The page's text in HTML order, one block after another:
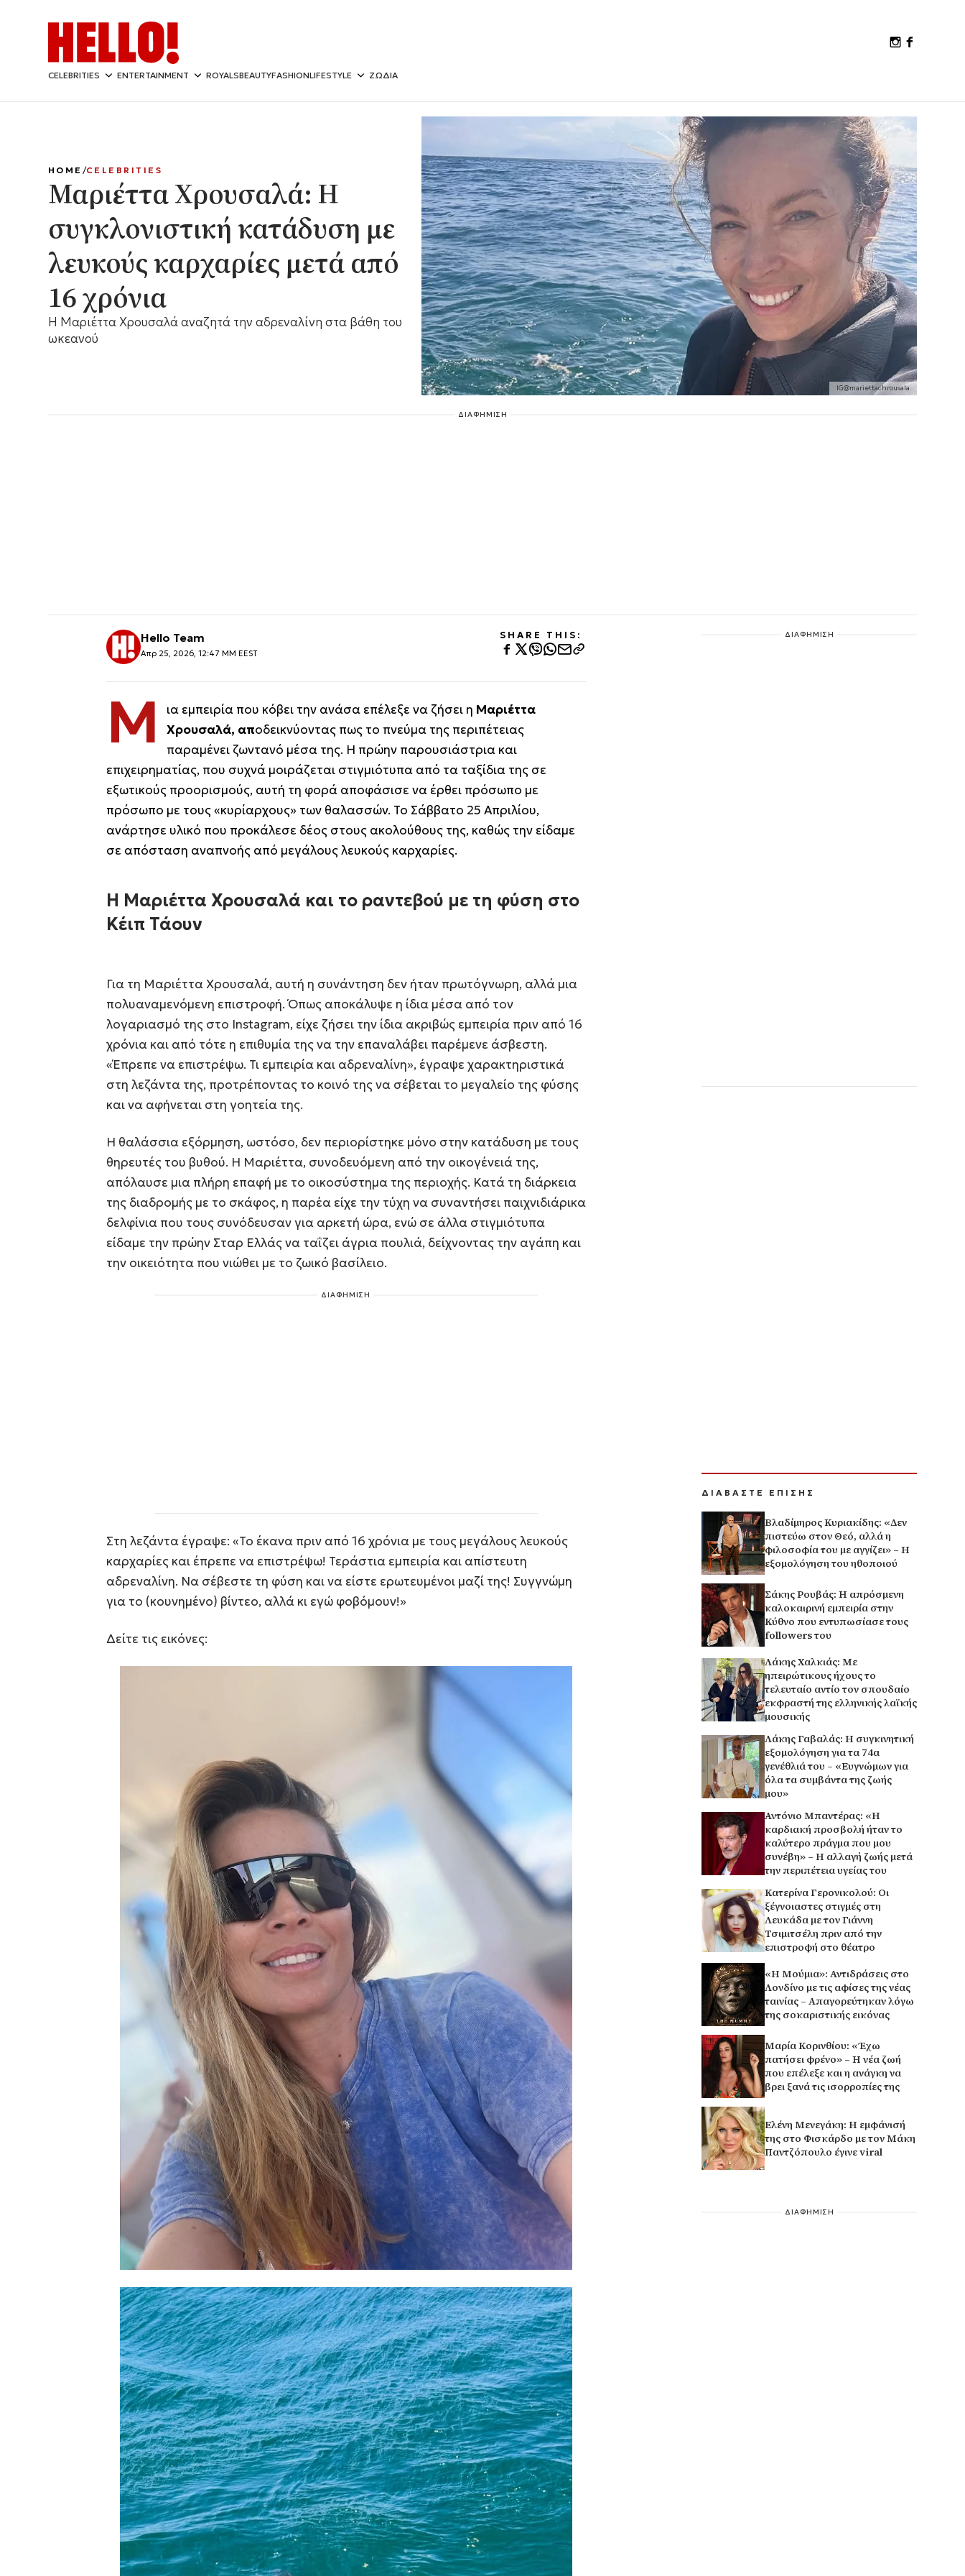
CELEBRITIES ENTERTAINMENT ROYALSBEAUTYFASHIONLIFESTYLE ΖΩΔΙΑ
IG@mariettachrousala
HOME CELEBRITIES
Μαριέττα Χρουσαλά: Η
συγκλονιστική κατάδυση με
λευκούς καρχαρίες μετά από
16 χρόνια
Η Μαριέττα Χρουσαλά αναζητά την αδρεναλίνη στα βάθη του
ωκεανού
ΔΙΑΦΗΜΙΣΗ
Hello Team
Απρ 25, 2026, 12:47 ΜΜ EEST
SHARE THIS:
Μ ια εμπειρία που κόβει την ανάσα επέλεξε να ζήσει η Μαριέττα
Χρουσαλά, αποδεικνύοντας πως το πνεύμα της περιπέτειας
παραμένει ζωντανό μέσα της. Η πρώην παρουσιάστρια και
επιχειρηματίας, που συχνά μοιράζεται στιγμιότυπα από τα ταξίδια της σε
εξωτικούς προορισμούς, αυτή τη φορά αποφάσισε να έρθει πρόσωπο με
πρόσωπο με τους «κυρίαρχους» των θαλασσών. Το Σάββατο 25 Απριλίου,
ανάρτησε υλικό που προκάλεσε δέος στους ακολούθους της, καθώς την είδαμε
σε απόσταση αναπνοής από μεγάλους λευκούς καρχαρίες.
Η Μαριέττα Χρουσαλά και το ραντεβού με τη φύση στο
Κέιπ Τάουν
Για τη Μαριέττα Χρουσαλά, αυτή η συνάντηση δεν ήταν πρωτόγνωρη, αλλά μια
πολυαναμενόμενη επιστροφή. Όπως αποκάλυψε η ίδια μέσα από τον
λογαριασμό της στο Instagram, είχε ζήσει την ίδια ακριβώς εμπειρία πριν από 16
χρόνια και από τότε η επιθυμία της να την επαναλάβει παρέμενε άσβεστη.
«Έπρεπε να επιστρέψω. Τι εμπειρία και αδρεναλίνη», έγραψε χαρακτηριστικά
στη λεζάντα της, προτρέποντας το κοινό της να σέβεται το μεγαλείο της φύσης
και να αφήνεται στη γοητεία της.
Η θαλάσσια εξόρμηση, ωστόσο, δεν περιορίστηκε μόνο στην κατάδυση με τους
θηρευτές του βυθού. Η Μαριέττα, συνοδευόμενη από την οικογένειά της,
απόλαυσε μια πλήρη επαφή με το οικοσύστημα της περιοχής. Κατά τη διάρκεια
της διαδρομής με το σκάφος, η παρέα είχε την τύχη να συναντήσει παιχνιδιάρικα
δελφίνια που τους συνόδευσαν για αρκετή ώρα, ενώ σε άλλα στιγμιότυπα
είδαμε την πρώην Σταρ Ελλάς να ταΐζει άγρια πουλιά, δείχνοντας την αγάπη και
την οικειότητα που νιώθει με το ζωικό βασίλειο.
ΔΙΑΦΗΜΙΣΗ
Στη λεζάντα έγραψε: «Το έκανα πριν από 16 χρόνια με τους μεγάλους λευκούς
καρχαρίες και έπρεπε να επιστρέψω! Τεράστια εμπειρία και απίστευτη
αδρεναλίνη. Να σέβεστε τη φύση και να είστε ερωτευμένοι μαζί της! Συγγνώμη
για το (κουνημένο) βίντεο, αλλά κι εγώ φοβόμουν!»
Δείτε τις εικόνες:
ΔΙΑΦΗΜΙΣΗ
ΔΙΑΒΑΣΤΕ ΕΠΙΣΗΣ
Βλαδίμηρος Κυριακίδης: «Δεν
πιστεύω στον Θεό, αλλά η
φιλοσοφία του με αγγίζει» – Η
εξομολόγηση του ηθοποιού
Σάκης Ρουβάς: Η απρόσμενη
καλοκαιρινή εμπειρία στην
Κύθνο που εντυπωσίασε τους
followers του
Λάκης Χαλκιάς: Με
ηπειρώτικους ήχους το
τελευταίο αντίο τον σπουδαίο
εκφραστή της ελληνικής λαϊκής
μουσικής
Λάκης Γαβαλάς: Η συγκινητική
εξομολόγηση για τα 74α
γενέθλιά του – «Ευγνώμων για
όλα τα συμβάντα της ζωής
μου»
Αντόνιο Μπαντέρας: «Η
καρδιακή προσβολή ήταν το
καλύτερο πράγμα που μου
συνέβη» – Η αλλαγή ζωής μετά
την περιπέτεια υγείας του
Κατερίνα Γερονικολού: Οι
ξέγνοιαστες στιγμές στη
Λευκάδα με τον Γιάννη
Τσιμιτσέλη πριν από την
επιστροφή στο θέατρο
«Η Μούμια»: Αντιδράσεις στο
Λονδίνο με τις αφίσες της νέας
ταινίας – Απαγορεύτηκαν λόγω
της σοκαριστικής εικόνας
Μαρία Κορινθίου: «Έχω
πατήσει φρένο» – Η νέα ζωή
που επέλεξε και η ανάγκη να
βρει ξανά τις ισορροπίες της
Ελένη Μενεγάκη: Η εμφάνισή
της στο Φισκάρδο με τον Μάκη
Παντζόπουλο έγινε viral
ΔΙΑΦΗΜΙΣΗ